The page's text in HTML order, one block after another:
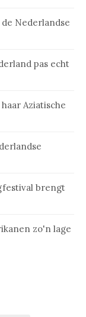
Nederlandse
pas echt
Aziatische
brengt
zo'n lage